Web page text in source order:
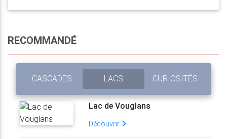
RECOMMANDÉ
CASCADES LACS CURIOSITÉS
Lac de Vouglans
Découvrir